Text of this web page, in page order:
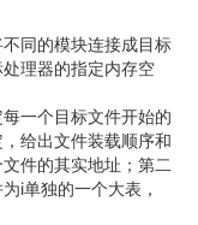
同的模块连接成目标
理器的指定内存空
一个目标文件开始的
给出文件装载顺序和
件的其实地址；第二
i单独的一个大表，